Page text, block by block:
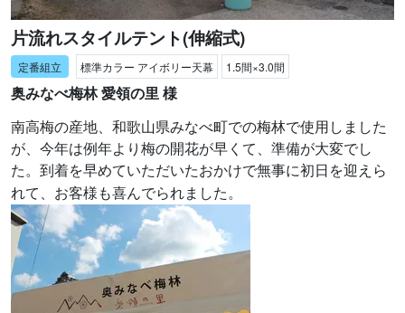
片流れスタイルテント(伸縮式)
標準カラー アイボリー天幕 1.5間×3.0間
奥みなべ梅林 愛領の里 様
南高梅の産地、和歌山県みなべ町での梅林で使用しました
が、今年は例年より梅の開花が早くて、準備が大変でし
た。
到着を早めていただいたおかけで無事に初日を迎えら
れて、お客様も喜んでられました。